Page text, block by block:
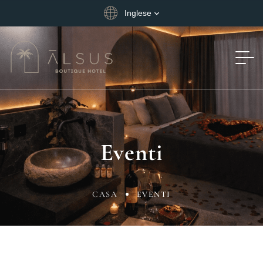
Inglese
Eventi
CASA EVENTI